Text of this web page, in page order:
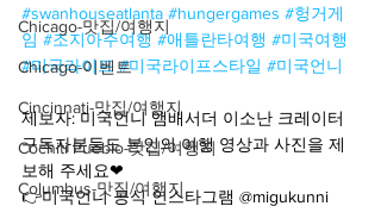
Chicago-맛집/여행지
Chicago-이벤트
Cincinnati-맛집/여행지
Cochiti Pueblo-맛집/여행지
Columbus-맛집/여행지
#swanhouseatlanta #hungergames #헝거게
임 #조지아주여행 #애틀란타여행 #미국여행
#미국라이프 #미국라이프스타일 #미국언니
제보자: 미국언니 앰배서더 이소난 크레이터
구독자분들도 본인의 여행 영상과 사진을 제
보해 주세요❤
👉미국언니 공식 인스타그램 @migukunni